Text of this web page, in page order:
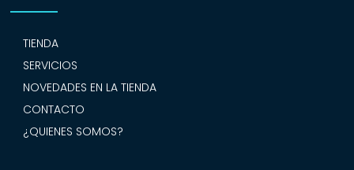
TIENDA
SERVICIOS
NOVEDADES EN LA TIENDA
CONTACTO
¿QUIENES SOMOS?